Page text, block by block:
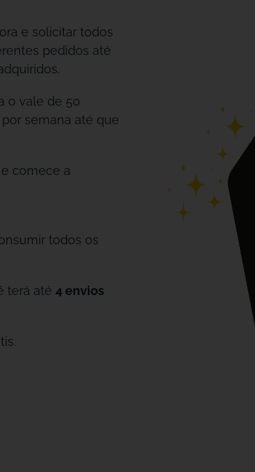
e solicitar todos
pedidos até
o vale de 50
semana até que
comece a
todos os
terá até 4 envios